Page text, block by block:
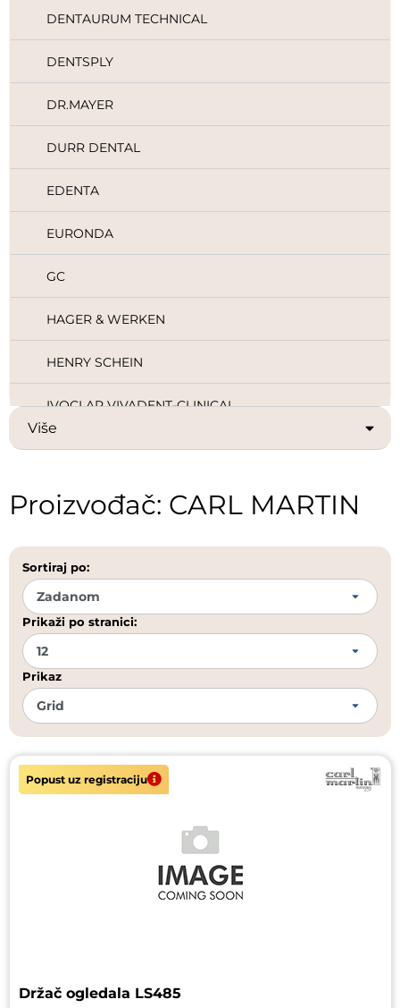
DENTAURUM TECHNICAL
DENTSPLY
DR.MAYER
DURR DENTAL
EDENTA
EURONDA
GC
HAGER & WERKEN
HENRY SCHEIN
IVOCLAR VIVADENT-CLINICAL
IVOCLAR VIVADENT-DIGITAL
IVOCLAR VIVADENT-TECHNICAL
KULZER
MELAG
ORANGE DENTAL
SHENZHEN UPCERA
SOLVENTUM (EX 3M HEALTHCARE)
Više
Proizvođač: CARL MARTIN
Sortiraj po:
Prikaži po stranici:
Prikaz
Popust uz registraciju
Držač ogledala LS485